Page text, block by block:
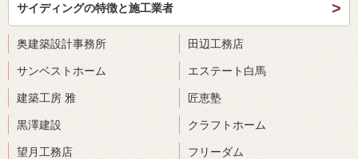
サイディングの特徴と施工業者
奥建築設計事務所 田辺工務店
サンベストホーム エステート白馬
建築工房 雅 匠恵塾
黒澤建設 クラフトホーム
望月工務店 フリーダム